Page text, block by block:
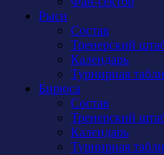
Рыси
Состав
Тренерский
Календарь
Турнирная
Бирюса
Состав
Тренерский
Календарь
Турнирная